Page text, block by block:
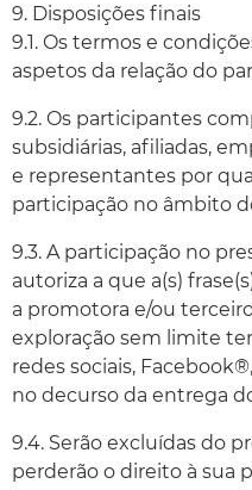
9. Disposições finais
9.1. Os termos e
aspetos da relação do
9.2. Os participantes
subsidiárias, afiliadas,
e representantes por
participação no âmbito
9.3. A participação no
autoriza a que a(s)
a promotora e/ou
exploração sem limite
redes sociais,
no decurso da entrega
9.4. Serão excluídas do
perderão o direito à sua